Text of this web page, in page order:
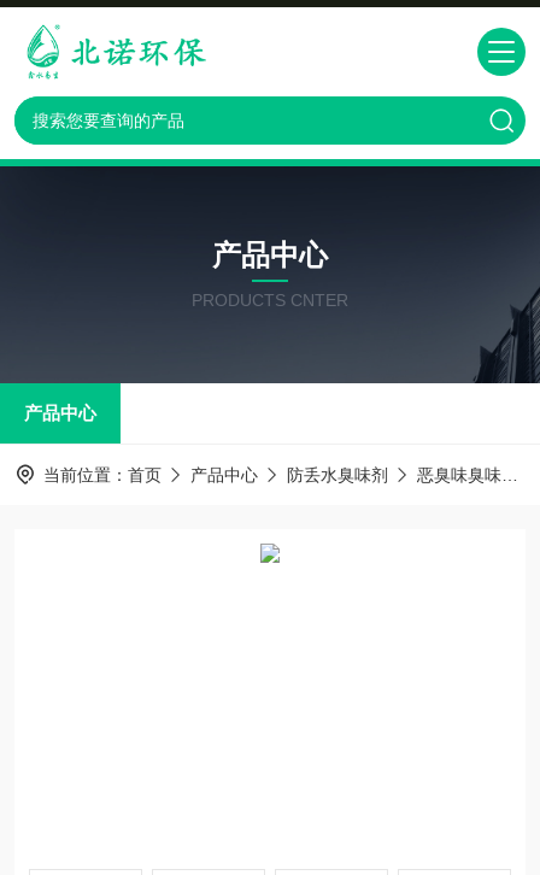
产品中心
PRODUCTS CNTER
产品中心
当前位置： 首页 产品中心 防丢水臭味剂 恶臭味臭味剂